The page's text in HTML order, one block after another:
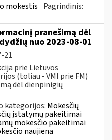
mokestis Pagrindinis:
pranešimą dėl
nuo 2023-08-01
21
prie Lietuvos
(toliau - VMI prie FM)
dėl dienpinigių
kategorijos: Mokesčių
įstatymų pakeitimai
mokesčio pakeitimai
naujiena